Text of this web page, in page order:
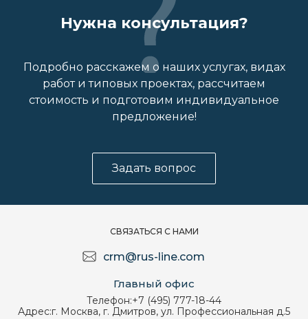
Нужна консультация?
Подробно расскажем о наших услугах, видах
работ и типовых проектах, рассчитаем
стоимость и подготовим индивидуальное
предложение!
Задать вопрос
СВЯЗАТЬСЯ С НАМИ
crm@rus-line.com
Главный офис
Телефон:+7 (495) 777-18-44
Адрес:г. Москва, г. Дмитров, ул. Профессиональная д.5